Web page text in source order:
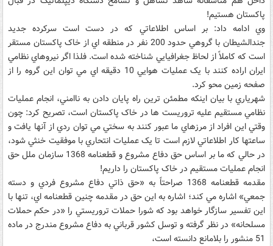
پاکستان هستيم!
وي ادامه داد: بر اساس اطلاعاتي که در دست است سرکرده جديد
جندالشيطان با گروهي حدود 200 نفر در منطقه اي از خاک پاکستان مستقر
است که کاملاً از لحاظ جغرافيايي شناخته شده است. فلذا اگر نيروهاي نظامي
ايران اراده کنند با يک عمليات هوايي 10 دقيقه اي مي توان اين گروه را از
صفحه زمين محو کرد.
شهرياري با بيان اينکه مطمئن ترين راه پايان دادن به ناامني، انجام عمليات
نظامي مستقيم عليه تروريست ها در خاک پاکستان است، تصريح کرد: چون
وقتي اين افراد از مرزهاي ما عبور کنند به سختي مي توان ردي از آنها يافت و
ساعتها کار اطلاعاتي لازم است تا يک عمليات انتحاري با موفقيت خنثي شود،
در حالي که ما بر اساس حق دفاع مشروع و قطعنامه 1368 سازمان ملل حق
انجام عمليات مستقيم در خاک پاکستان را داريم!
مقدمه قطعنامه 1368 صراحتاً به «حق ذاتي دفاع مشروع فردي و دسته
جمعي» اشاره مي کند؛ اشاره به اين حق در مقدمه چنين قطعنامه اي، تنها با
اين تفسير سازگار خواهد بود که شورا حملات تروريستي را «در حکم حملات
مسلحانه» در نظر گرفته و توسل کشور قرباني به دفاع مشروع مندرج در ماده
51 منشور را بلامانع دانسته است،